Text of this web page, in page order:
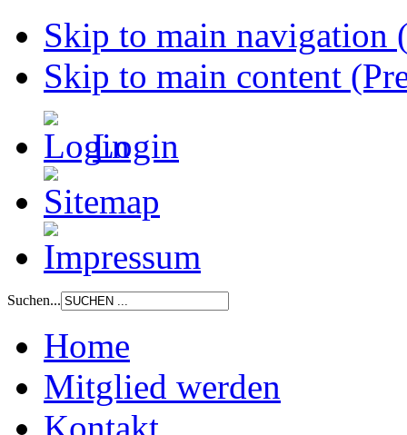
Skip to main navigation
Skip to main content
Login
Suchen...
Home
Mitglied werden